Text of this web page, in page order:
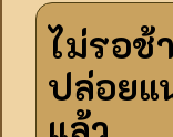
ไม่รอช้
ปล่อยแ